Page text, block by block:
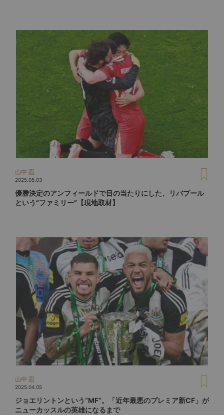
山中 忍
2025.05.03
優勝決定のアンフィールドで目の当たりにした、リバプール
という“ファミリー”【現地取材】
山中 忍
2025.04.05
ジョエリントンという“MF”。「近年最悪のプレミア新CF」が
ニューカッスルの英雄になるまで